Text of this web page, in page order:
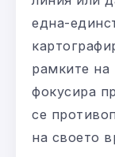
една-
рамките на
фокусира
се
на своето